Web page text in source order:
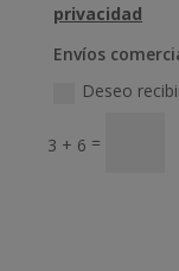
privacidad
Envíos
Deseo
3 + 6 =